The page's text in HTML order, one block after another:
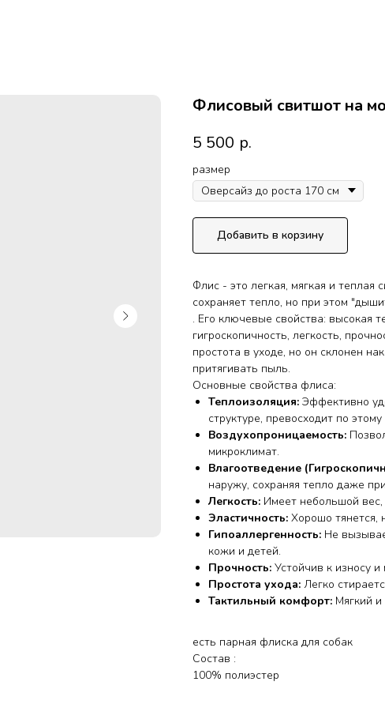
Флисовый свитшот на
5 500 р.
размер
Добавить в корзину
Флис - это легкая, мягкая и теплая
сохраняет тепло, но при этом
. Его ключевые свойства: высокая
гигроскопичность, легкость,
простота в уходе, но он склонен
притягивать пыль.
Основные свойства флиса:
Теплоизоляция: Эффективно
структуре, превосходит по
Воздухопроницаемость:
микроклимат.
Влагоотведение
наружу, сохраняя тепло даже
Легкость: Имеет небольшой
Эластичность: Хорошо тянется,
Гипоаллергенность: Не
кожи и детей.
Прочность: Устойчив к износу
Простота ухода: Легко
Тактильный комфорт: Мягкий
есть парная флиска для собак
Состав :
100% полиэстер